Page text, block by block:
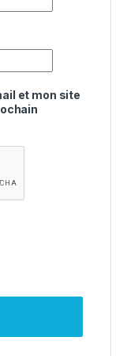
et mon site